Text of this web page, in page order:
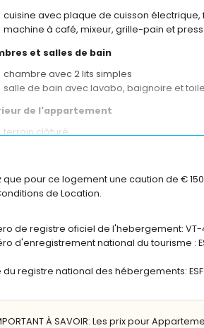
cuisine avec plaque de cuisson
machine à café, mixeur, grille-pain et
et salles de bain
chambre avec 2 lits simples
salle de bain avec lavabo, baignoire et
de l'appartement
terrain clôturé
douche extérieure
supplémentaires
aéroport le plus proche : Alicante El Altet
deuxième aéroport le plus proche :
interdiction de fumer
L'immeuble où se trouve l'hébergement
L'hébergement est très adapté aux familles
que pour ce logement une caution de €
de Location.
de registre oficiel de l'hebergement: VT-
d'enregistrement national du tourisme :
registre national des hébergements:
À SAVOIR: Les prix pour